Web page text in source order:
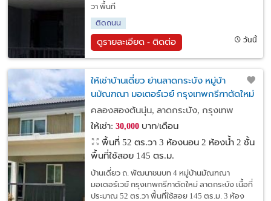
วา พื้นที
ติดถนน
ดูรายละเอียด - ติดต่อ วันนี้
ให้เช่าบ้านเดี่ยว ย่านลาดกระบัง หมู่บ้า
นมัณฑณา มอเตอร์เวย์ กรุงเทพกรีฑาตัดใหม่
คลองสองต้นนุ่น, ลาดกระบัง, กรุงเทพ
ให้เช่า: 30,000บาท/เดือน
พื้นที่ 52 ตร.วา 3 ห้องนอน 2 ห้องน้ำ 2 ชั้น
พื้นที่ใช้สอย 145 ตร.ม.
บ้านเดี่ยว ถ. พัฒนาชนบท 4 หมู่บ้านมัณฑณา
มอเตอร์เวย์ กรุงเทพกรีฑาตัดใหม่ ลาดกระบัง เนื้อที่
ประมาณ 52 ตร.วา พื้นที่ใช้สอย 145 ตร.ม. 3 ห้อง